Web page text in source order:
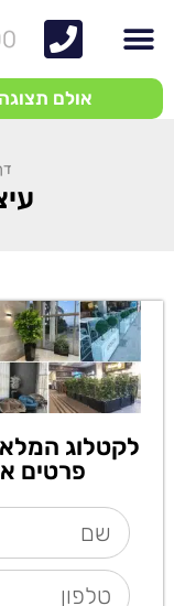
אולם תצוגה
לקטלוג המלא
פרטים או